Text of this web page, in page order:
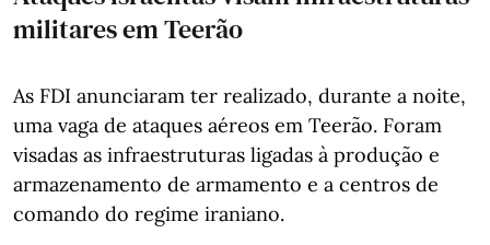
militares em Teerão
As FDI anunciaram ter realizado, durante a noite,
uma vaga de ataques aéreos em Teerão. Foram
visadas as infraestruturas ligadas à produção e
armazenamento de armamento e a centros de
comando do regime iraniano.